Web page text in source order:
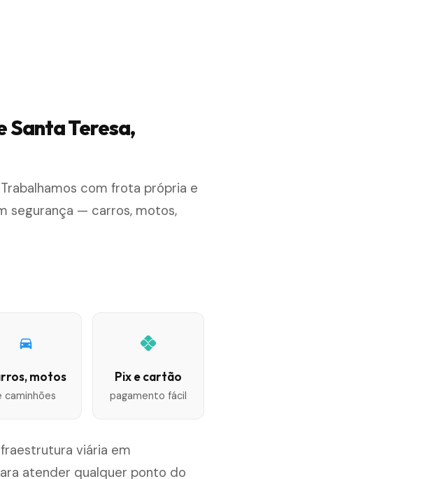
Santa Teresa,
com frota própria e
segurança — carros, motos,
motos
caminhões
Pix e cartão
pagamento fácil
viária em
atender qualquer ponto do